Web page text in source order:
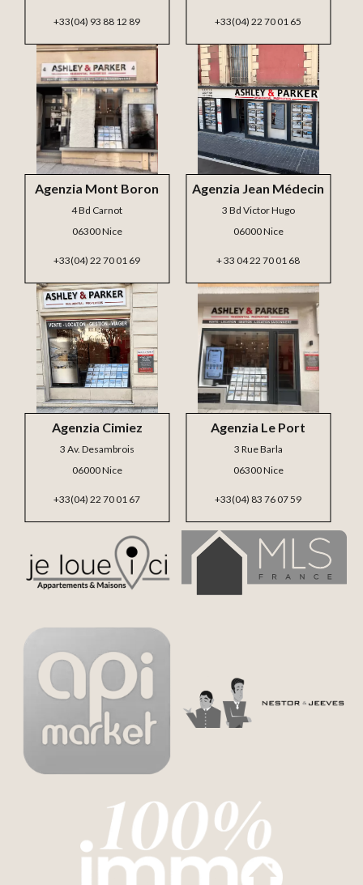
Agenzia Le Port
3 Rue Barla
06300 Nice
+33(04) 83 76 07 59
Agenzia Cimiez
3 Av. Desambrois
06000 Nice
+33(04) 22 70 01 67
Agenzia Jean Médecin
3 Bd Victor Hugo
06000 Nice
+ 33 04 22 70 01 68
+33(04) 93 88 12 89 +33(04) 22 70 01 65
Agenzia Mont Boron
4 Bd Carnot
06300 Nice
+33(04) 22 70 01 69